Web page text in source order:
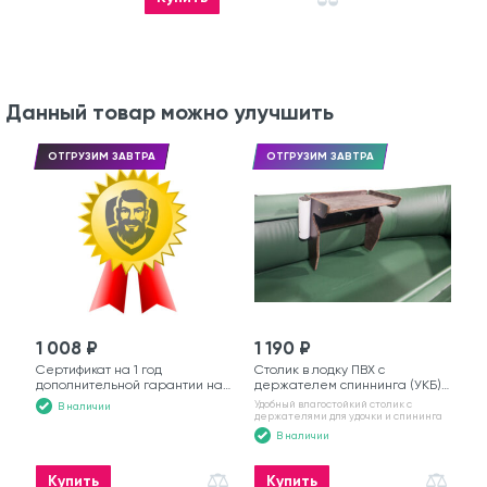
Данный товар можно улучшить
ОТГРУЗИМ ЗАВТРА
1 008 ₽
Сертификат на 1 год
дополнительной гарантии на
моторную лодку
В наличии
Купить
ОТГРУЗИМ ЗАВТРА
1 190 ₽
Столик в лодку ПВХ с
держателем спиннинга (УКБ)
№6
Удобный влагостойкий столик с
держателями для удочки и спининга
В наличии
Купить